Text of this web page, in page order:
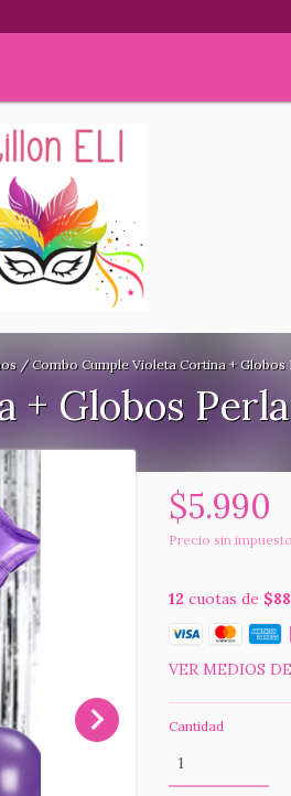
/ Combo Cumple Violeta Cortina +
Globos
$5.990
Precio sin
12 cuotas de
VER MEDIOS
Cantidad